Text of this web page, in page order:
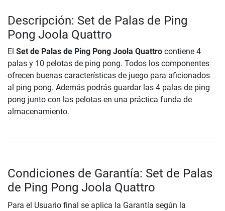
Descripción: Set de Palas de Ping
Pong Joola Quattro
El Set de Palas de Ping Pong Joola Quattro contiene 4
palas y 10 pelotas de ping pong. Todos los componentes
ofrecen buenas características de juego para aficionados
al ping pong. Además podrás guardar las 4 palas de ping
pong junto con las pelotas en una práctica funda de
almacenamiento.
Condiciones de Garantía: Set de Palas
de Ping Pong Joola Quattro
Para el Usuario final se aplica la Garantía según la